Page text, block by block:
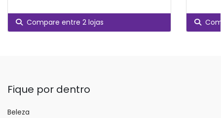
Compare entre 2 lojas
Fique por dentro
Beleza